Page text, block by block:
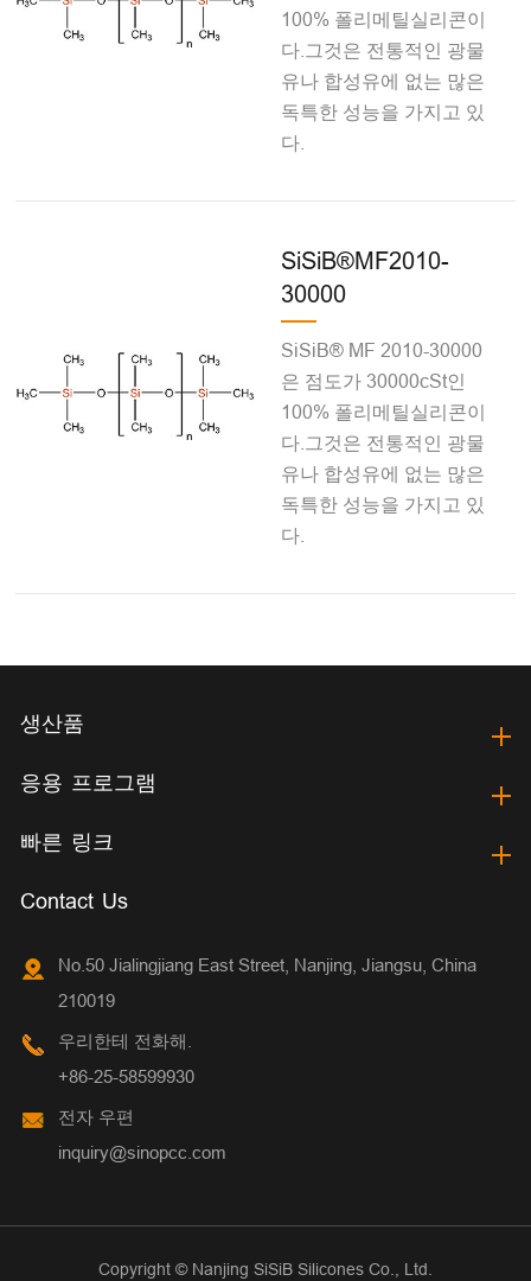
100% 폴리메틸실리콘이
다.그것은 전통적인 광물
유나 합성유에 없는 많은
독특한 성능을 가지고 있
다.
SiSiB®MF2010-
30000
SiSiB® MF 2010-30000
은 점도가 30000cSt인
100% 폴리메틸실리콘이
다.그것은 전통적인 광물
유나 합성유에 없는 많은
독특한 성능을 가지고 있
다.
생산품
응용 프로그램
빠른 링크
Contact Us
No.50 Jialingjiang East Street, Nanjing, Jiangsu, China
210019
우리한테 전화해.
+86-25-58599930
전자 우편
inquiry@sinopcc.com
Copyright © Nanjing SiSiB Silicones Co., Ltd.